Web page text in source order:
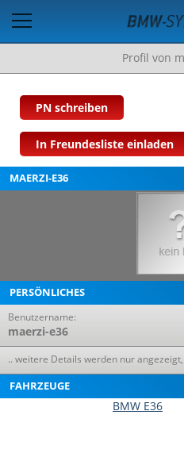
Profil von
PN schreiben
In Freundesliste einladen
MAERZI-E36
PERSÖNLICHES
Benutzername:
maerzi-e36
.. weitere Details werden nur
FAHRZEUGE
BMW E36